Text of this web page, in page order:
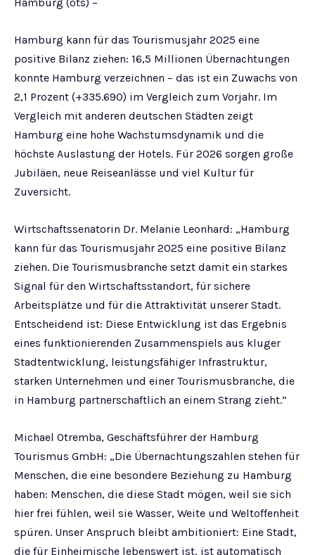
Hamburg kann für das Tourismusjahr 2025 eine
positive Bilanz ziehen: 16,5 Millionen Übernachtungen
konnte Hamburg verzeichnen – das ist ein Zuwachs von
2,1 Prozent (+335.690) im Vergleich zum Vorjahr. Im
Vergleich mit anderen deutschen Städten zeigt
Hamburg eine hohe Wachstumsdynamik und die
höchste Auslastung der Hotels. Für 2026 sorgen große
Jubiläen, neue Reiseanlässe und viel Kultur für
Zuversicht.
Wirtschaftssenatorin Dr. Melanie Leonhard: „Hamburg
kann für das Tourismusjahr 2025 eine positive Bilanz
ziehen. Die Tourismusbranche setzt damit ein starkes
Signal für den Wirtschaftsstandort, für sichere
Arbeitsplätze und für die Attraktivität unserer Stadt.
Entscheidend ist: Diese Entwicklung ist das Ergebnis
eines funktionierenden Zusammenspiels aus kluger
Stadtentwicklung, leistungsfähiger Infrastruktur,
starken Unternehmen und einer Tourismusbranche, die
in Hamburg partnerschaftlich an einem Strang zieht.“
Michael Otremba, Geschäftsführer der Hamburg
Tourismus GmbH: „Die Übernachtungszahlen stehen für
Menschen, die eine besondere Beziehung zu Hamburg
haben: Menschen, die diese Stadt mögen, weil sie sich
hier frei fühlen, weil sie Wasser, Weite und Weltoffenheit
spüren. Unser Anspruch bleibt ambitioniert: Eine Stadt,
die für Einheimische lebenswert ist, ist automatisch